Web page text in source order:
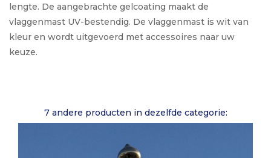
lengte. De aangebrachte gelcoating maakt de
vlaggenmast UV-bestendig. De vlaggenmast is wit van
kleur en wordt uitgevoerd met accessoires naar uw
keuze.
7 andere producten in dezelfde categorie: